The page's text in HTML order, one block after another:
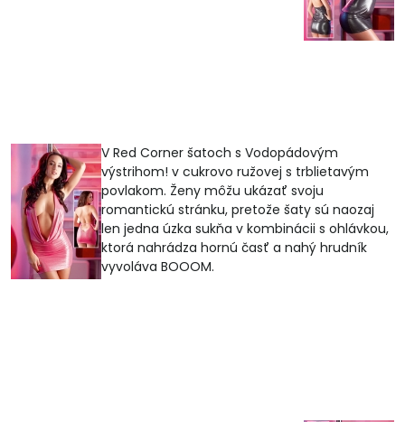
V Red Corner šatoch s Vodopádovým
výstrihom! v cukrovo ružovej s trblietavým
povlakom. Ženy môžu ukázať svoju
romantickú stránku, pretože šaty sú naozaj
len jedna úzka sukňa v kombinácii s ohlávkou,
ktorá nahrádza hornú časť a nahý hrudník
vyvoláva BOOOM.